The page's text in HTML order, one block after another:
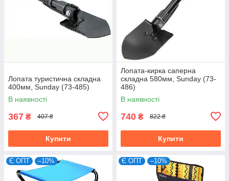
Лопата туристична складна
400мм, Sunday (73-485)
В наявності
367 ₴ 407 ₴
Купити
Лопата-кирка саперна
складна 580мм, Sunday (73-
486)
В наявності
740 ₴ 822 ₴
Купити
Є ОПТ –10% Є ОПТ –10%